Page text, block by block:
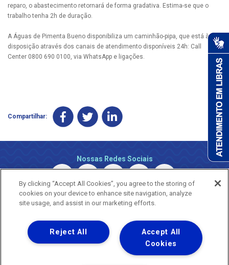
reparo, o abastecimento retornará de forma gradativa. Estima-se que o
trabalho tenha 2h de duração.
A Águas de Pimenta Bueno disponibiliza um caminhão-pipa, que está à
disposição através dos canais de atendimento disponíveis 24h: Call
Center 0800 690 0100, via WhatsApp e ligações.
Compartilhar:
Nossas Redes Sociais
Copyright © 2026 - Todos os Direitos Reservados.
Nossa natureza movimenta a vida
By clicking “Accept All Cookies”, you agree to the storing of
cookies on your device to enhance site navigation, analyze
site usage, and assist in our marketing efforts.
Accept All
Cookies
Reject All